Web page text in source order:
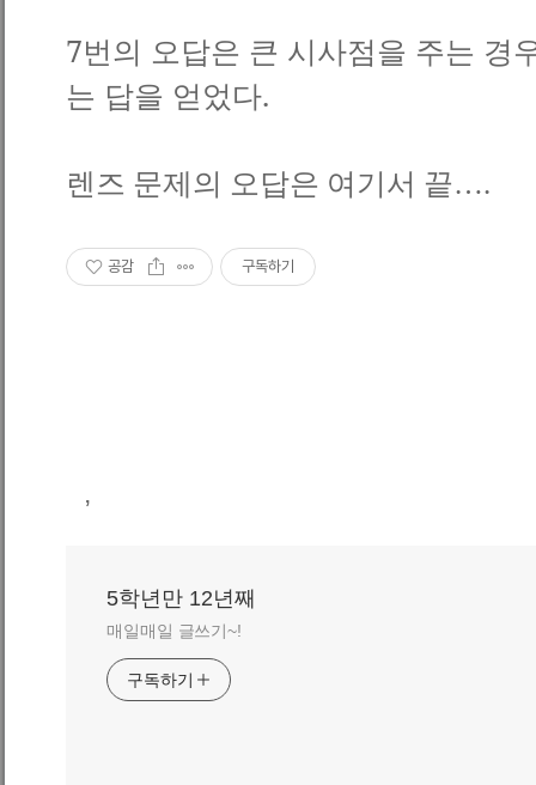
7번의 오답은 큰 시사점을 주는 경
는 답을 얻었다.
렌즈 문제의 오답은 여기서 끝….
공감 구독하기
,
5학년만 12년째
매일매일 글쓰기~!
구독하기